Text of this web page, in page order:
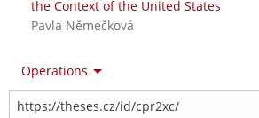
the Context of the United States
Pavla Němečková
Operations